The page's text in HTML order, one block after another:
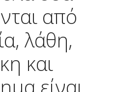
από
λάθη,
και